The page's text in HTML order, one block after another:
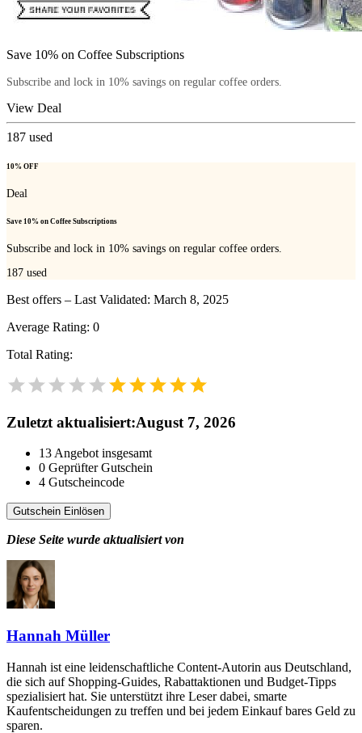
Save 10% on Coffee Subscriptions
Subscribe and lock in 10% savings on regular coffee orders.
View Deal
187 used
10% OFF
Deal
Save 10% on Coffee Subscriptions
Subscribe and lock in 10% savings on regular coffee orders.
187 used
Best offers – Last Validated: March 8, 2025
Average Rating: 0
Total Rating:
Zuletzt aktualisiert:August 7, 2026
13 Angebot insgesamt
0 Geprüfter Gutschein
4 Gutscheincode
Gutschein Einlösen
Diese Seite wurde aktualisiert von
Hannah Müller
Hannah ist eine leidenschaftliche Content-Autorin aus Deutschland,
die sich auf Shopping-Guides, Rabattaktionen und Budget-Tipps
spezialisiert hat. Sie unterstützt ihre Leser dabei, smarte
Kaufentscheidungen zu treffen und bei jedem Einkauf bares Geld zu
sparen.